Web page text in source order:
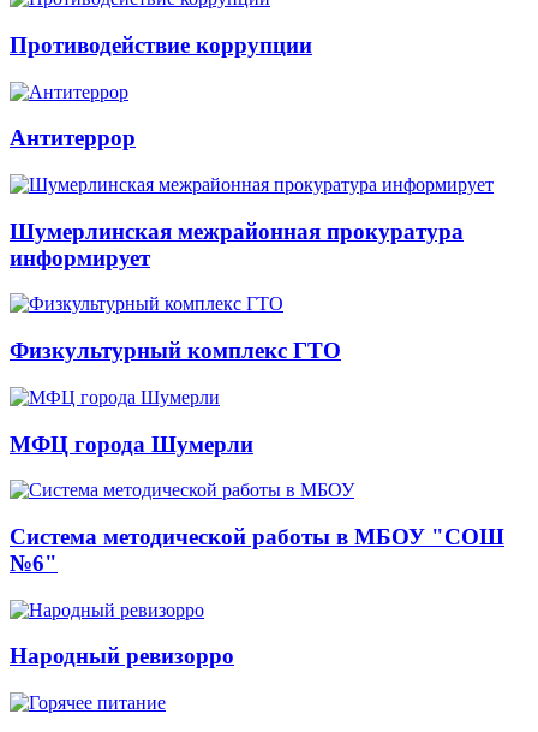
Противодействие коррупции
Антитеррор
Шумерлинская межрайонная прокуратура
информирует
Физкультурный комплекс ГТО
МФЦ города Шумерли
Система методической работы в МБОУ "СОШ
№6"
Народный ревизорро